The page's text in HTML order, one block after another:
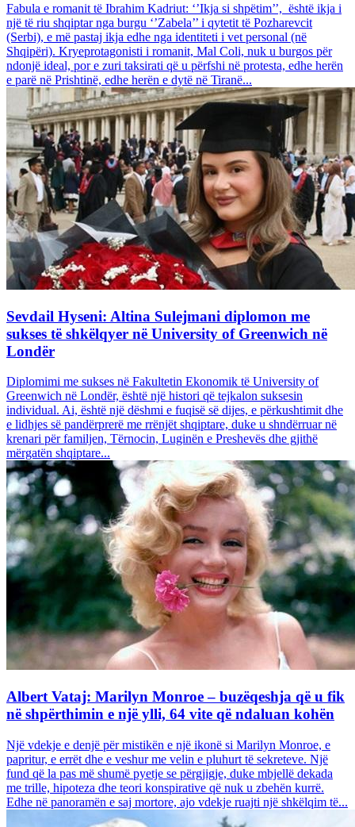
Fabula e romanit të Ibrahim Kadriut: ‘’Ikja si shpëtim’’, është ikja i
një të riu shqiptar nga burgu ‘’Zabela’’ i qytetit të Pozharevcit
(Serbi), e më pastaj ikja edhe nga identiteti i vet personal (në
Shqipëri). Kryeprotagonisti i romanit, Mal Coli, nuk u burgos për
ndonjë ideal, por e zuri taksirati që u përfshi në protesta, edhe herën
e parë në Prishtinë, edhe herën e dytë në Tiranë...
Sevdail Hyseni: Altina Sulejmani diplomon me
sukses të shkëlqyer në University of Greenwich në
Londër
Diplomimi me sukses në Fakultetin Ekonomik të University of
Greenwich në Londër, është një histori që tejkalon suksesin
individual. Ai, është një dëshmi e fuqisë së dijes, e përkushtimit dhe
e lidhjes së pandërprerë me rrënjët shqiptare, duke u shndërruar në
krenari për familjen, Tërnocin, Luginën e Preshevës dhe gjithë
mërgatën shqiptare...
Albert Vataj: Marilyn Monroe – buzëqeshja që u fik
në shpërthimin e një ylli, 64 vite që ndaluan kohën
Një vdekje e denjë për mistikën e një ikonë si Marilyn Monroe, e
papritur, e errët dhe e veshur me velin e pluhurt të sekreteve. Një
fund që la pas më shumë pyetje se përgjigje, duke mbjellë dekada
me trille, hipoteza dhe teori konspirative që nuk u zbehën kurrë.
Edhe në panoramën e saj mortore, ajo vdekje ruajti një shkëlqim të...